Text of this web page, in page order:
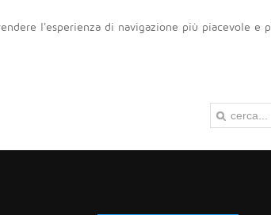
l'esperienza di navigazione più piacevole e